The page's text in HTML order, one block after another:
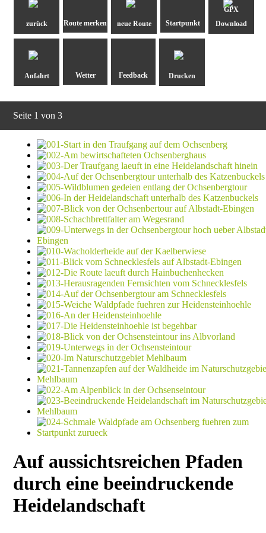
zurück neue Route
GPX
Download
Anfahrt Drucken
Seite 1 von 3
Auf aussichtsreichen Pfaden
durch eine beeindruckende
Heidelandschaft